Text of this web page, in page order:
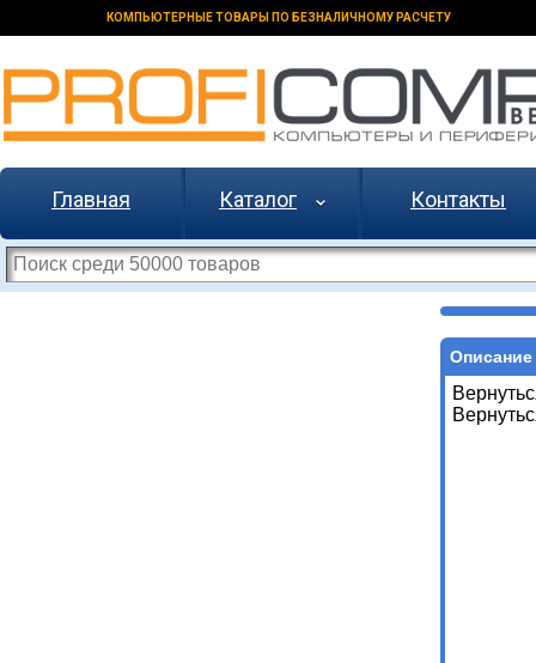
КОМПЬЮТЕРНЫЕ ТОВАРЫ ПО БЕЗНАЛИЧНОМУ РАСЧЕТУ
Главная Каталог Контакты
Описание